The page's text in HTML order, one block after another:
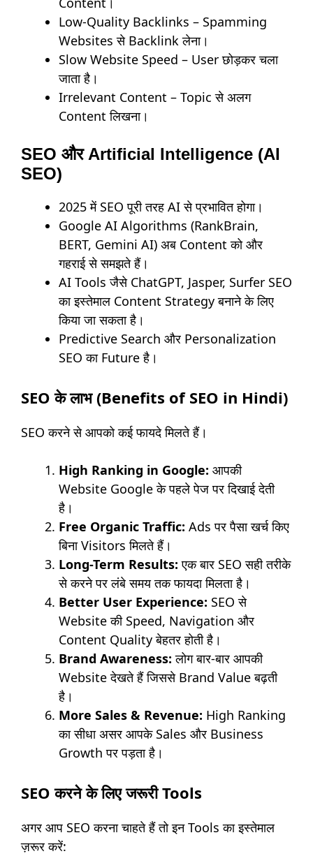
Low-Quality Backlinks – Spamming
Websites से Backlink लेना।
Slow Website Speed – User छोड़कर चला
जाता है।
Irrelevant Content – Topic से अलग
Content लिखना।
SEO और Artificial Intelligence (AI
SEO)
2025 में SEO पूरी तरह AI से प्रभावित होगा।
Google AI Algorithms (RankBrain,
BERT, Gemini AI) अब Content को और
गहराई से समझते हैं।
AI Tools जैसे ChatGPT, Jasper, Surfer SEO
का इस्तेमाल Content Strategy बनाने के लिए
किया जा सकता है।
Predictive Search और Personalization
SEO का Future है।
SEO के लाभ (Benefits of SEO in Hindi)
SEO करने से आपको कई फायदे मिलते हैं।
High Ranking in Google: आपकी
Website Google के पहले पेज पर दिखाई देती
है।
Free Organic Traffic: Ads पर पैसा खर्च किए
बिना Visitors मिलते हैं।
Long-Term Results:एक बार SEO सही तरीके
से करने पर लंबे समय तक फायदा मिलता है।
Better User Experience: SEO से
Website की Speed, Navigation और
Content Quality बेहतर होती है।
Brand Awareness:लोग बार-बार आपकी
Website देखते हैं जिससे Brand Value बढ़ती
है।
More Sales & Revenue: High Ranking
का सीधा असर आपके Sales और Business
Growth पर पड़ता है।
SEO करने के लिए जरूरी Tools
अगर आप SEO करना चाहते हैं तो इन Tools का इस्तेमाल
ज़रूर करें: